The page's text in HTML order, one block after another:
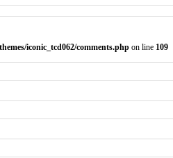
iconic_tcd062/comments.phpon line 109